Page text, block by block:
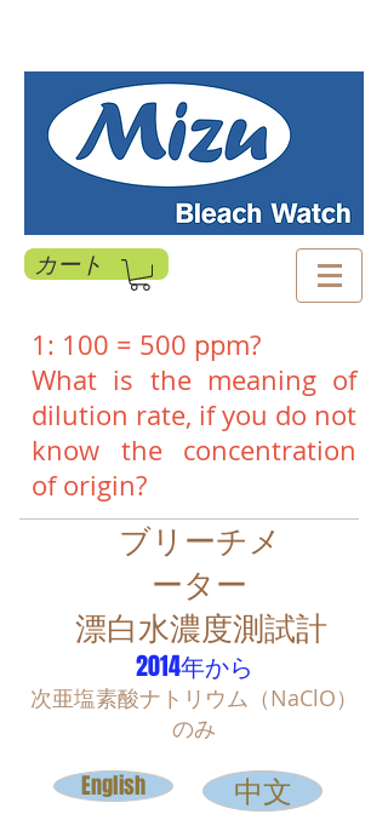
カート
1: 100 = 500 ppm?
What is the meaning of
dilution rate, if you do not
know the concentration
of origin?
ブリーチメ
ーター
​漂白水濃度測試計
2014年から
次亜塩素酸ナトリウム（NaClO）
のみ
English 中文